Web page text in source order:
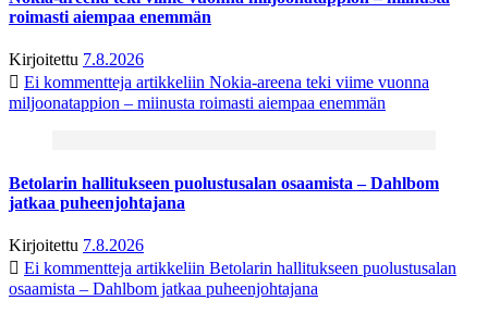
roimasti aiempaa enemmän
Kirjoitettu 7.8.2026
Ei kommentteja artikkeliin Nokia-areena teki viime vuonna
miljoonatappion – miinusta roimasti aiempaa enemmän
Betolarin hallitukseen puolustusalan osaamista – Dahlbom
jatkaa puheenjohtajana
Kirjoitettu 7.8.2026
Ei kommentteja artikkeliin Betolarin hallitukseen puolustusalan
osaamista – Dahlbom jatkaa puheenjohtajana